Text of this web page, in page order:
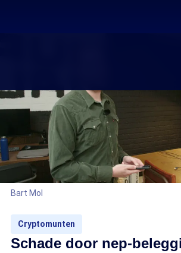
Bart Mol
Cryptomunten
Schade door nep-